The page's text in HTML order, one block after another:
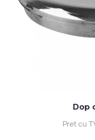
Dop
Pret cu